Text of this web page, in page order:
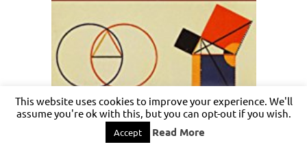
This website uses cookies to improve your experience. We'll
assume you're ok with this, but you can opt-out if you wish.
Accept Read More